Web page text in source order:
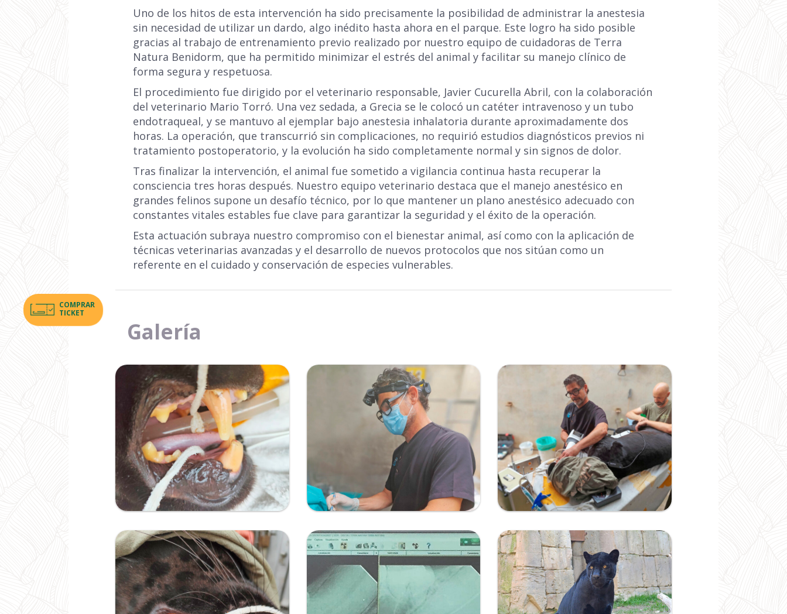
Completa el formulario y
recibirás tu código por email.
He leido y acepto la política de privacidad
Uno de los hitos de esta intervención ha sido precisamente la posibilidad de administrar la anestesia
sin necesidad de utilizar un dardo, algo inédito hasta ahora en el parque. Este logro ha sido posible
gracias al trabajo de entrenamiento previo realizado por nuestro equipo de cuidadoras de Terra
Natura Benidorm, que ha permitido minimizar el estrés del animal y facilitar su manejo clínico de
forma segura y respetuosa.
El procedimiento fue dirigido por el veterinario responsable, Javier Cucurella Abril, con la colaboración
del veterinario Mario Torró. Una vez sedada, a Grecia se le colocó un catéter intravenoso y un tubo
endotraqueal, y se mantuvo al ejemplar bajo anestesia inhalatoria durante aproximadamente dos
horas. La operación, que transcurrió sin complicaciones, no requirió estudios diagnósticos previos ni
tratamiento postoperatorio, y la evolución ha sido completamente normal y sin signos de dolor.
Tras finalizar la intervención, el animal fue sometido a vigilancia continua hasta recuperar la
consciencia tres horas después. Nuestro equipo veterinario destaca que el manejo anestésico en
grandes felinos supone un desafío técnico, por lo que mantener un plano anestésico adecuado con
constantes vitales estables fue clave para garantizar la seguridad y el éxito de la operación.
Esta actuación subraya nuestro compromiso con el bienestar animal, así como con la aplicación de
técnicas veterinarias avanzadas y el desarrollo de nuevos protocolos que nos sitúan como un
referente en el cuidado y conservación de especies vulnerables.
Galería
Ampliar Ampliar Ampliar
Ampliar Ampliar Ampliar
COMPRAR
TICKET